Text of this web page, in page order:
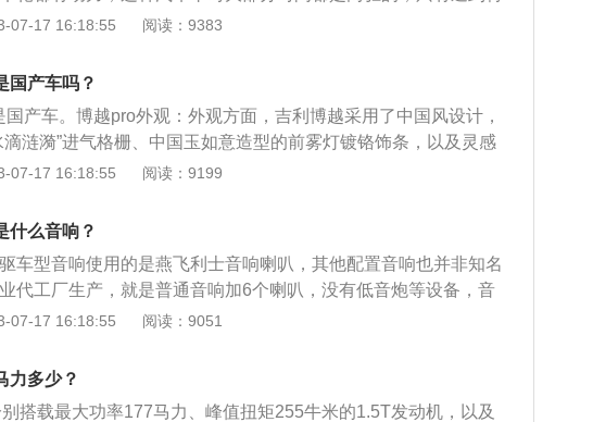
4、外观漂亮，内饰做工也挺好：回字形中网，刚直的线条，悬
排气管藏好影响了外观美。内饰设计灵感源于杭州的断桥，原创
与时尚，采用软质材料，高级感很强。5、性价比高，配置丰
置的确诱惑了不少人，在这样的配置下，性价比还很高。除此之
四轮驱动。适时四驱系统具有体积小、结构简单、成本低、占用
用了一款1.5升涡轮增压发动机，这款发动机拥有130kw的最大功
最大扭矩，这款发动机搭载了48v轻混动系统和缸内直喷技术，并
缸盖缸体，与其匹配的是7速双离合变速箱。该车的长宽高分别
毫米、1713毫米，轴距为2670毫米。
07-17 16:18:55 阅读：9383
国产车吗？
产车。博越pro外观：外观方面，吉利博越采用了中国风设计，
滴涟漪”进气格栅、中国玉如意造型的前雾灯镀铬饰条，以及灵感
的主仪表台和源自中国书法的中央扶手等，整体设计更符合中国
同级合资SUV。博越pro动力：平顺的动力输出，精准的指向，
的刹车，让人驾驶起来十分轻松舒适。特别值得一提的是，吉利
，得益于前麦弗逊式独立悬架、后多连杆式独立悬架，由英国老
MIRA调教，经吉利工程师结合中国路况进一步优化，底盘扎实沉
与运动性之间找到了绝佳的平衡点。
07-17 16:18:55 阅读：9199
什么音响？
车型音响使用的是燕飞利士音响喇叭，其他配置音响也并非知名
代工厂生产，就是普通音响加6个喇叭，没有低音炮等设备，音
欢音乐只能改装。音响配置：博越顶配和四驱车型音响使用的是
音响系统有五段频率可调，分别为80Hz、500Hz、1kHz、5kH
07-17 16:18:55 阅读：9051
力多少？
搭载最大功率177马力、峰值扭矩255牛米的1.5T发动机，以及